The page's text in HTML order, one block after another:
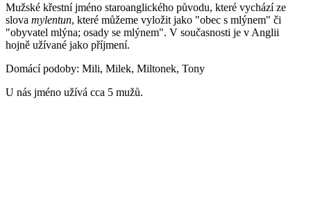
Mužské křestní jméno staroanglického původu, které vychází ze
slova mylentun, které můžeme vyložit jako "obec s mlýnem" či
"obyvatel mlýna; osady se mlýnem". V současnosti je v Anglii
hojně užívané jako příjmení.
Domácí podoby: Mili, Milek, Miltonek, Tony
U nás jméno užívá cca 5 mužů.